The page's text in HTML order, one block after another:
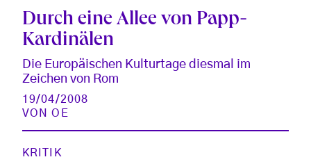
Durch eine Allee von Papp-
Kardinälen
Die Europäischen Kulturtage diesmal im
Zeichen von Rom
19/04/2008
VONOE
KRITIK